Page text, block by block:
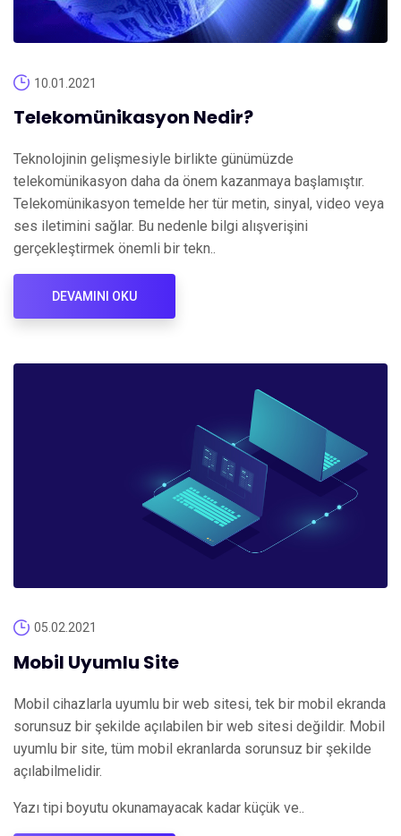
10.01.2021
Telekomünikasyon Nedir?
Teknolojinin gelişmesiyle birlikte günümüzde
telekomünikasyon daha da önem kazanmaya başlamıştır.
Telekomünikasyon temelde her tür metin, sinyal, video veya
ses iletimini sağlar. Bu nedenle bilgi alışverişini
gerçekleştirmek önemli bir tekn..
DEVAMINI OKU
05.02.2021
Mobil Uyumlu Site
Mobil cihazlarla uyumlu bir web sitesi, tek bir mobil ekranda
sorunsuz bir şekilde açılabilen bir web sitesi değildir. Mobil
uyumlu bir site, tüm mobil ekranlarda sorunsuz bir şekilde
açılabilmelidir.
Yazı tipi boyutu okunamayacak kadar küçük ve..